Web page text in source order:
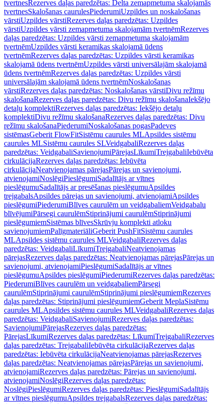
tvertnesRezerves daļas paredzētas: Delta zemapmetuma skalojamās
tvertnesSkalošanas caurulesPiederumiUzpildes un noskalošanas
vārstiUzpildes vārstiRezerves daļas paredzētas: Uzpildes
vārstiUzpildes vārsti zemapmetuma skalojamām tvertnēmRezerves
daļas paredzētas: Uzpildes vārsti zemapmetuma skalojamām
tvertnēmUzpildes vārsti keramikas skalojamā ūdens
tvertnēmRezerves daļas paredzētas: Uzpildes vārsti keramikas
skalojamā ūdens tvertnēmUzpildes vārsti universālajām skalojamā
ūdens tvertnēmRezerves daļas paredzētas: Uzpildes vārsti
universālajām skalojamā ūdens tvertnēmNoskalošanas
vārstiRezerves daļas paredzētas: Noskalošanas vārstiDivu režīmu
skalošanaRezerves daļas paredzētas: Divu režīmu skalošanaIekšējo
detaļu komplektiRezerves daļas paredzētas: Iekšējo detaļu
komplektiDivu režīmu skalošanaRezerves daļas paredzētas: Divu
režīmu skalošanaPiederumiNoskalošanas pogasPadeves
sistēmasGeberit FlowFitSistēmu caurules MLApsildes sistēmu
caurules MLSistēmu caurules SLVeidgabaliRezerves daļas
paredzētas: VeidgabaliSavienojumiPārejasLīkumiTrejgabaliIebūvēta
cirkulācijaRezerves daļas paredzētas: Iebūvēta
cirkulācijaNeatvienojamas pārejasPārejas un savienojumi,
atvienojamiNoslēgiPieslēgumiSadalītājs ar vītnes
pieslēgumuSadalītājs ar presēšanas pieslēgumuApsildes
trejgabalsApsildes pārejas un savienojumi, atvienojamiApsildes
pieslēgumiPiederumiBlīves caurulēm un veidgabaliemVeidgabalu
blīvējumiPārsegi caurulēmStiprinājumi caurulēmStiprinājumi
pieslēgumiemSistēmas blīvesSkrūvju komplekti atloku
savienojumiemPalīgmateriāliGeberit PushFitSistēmu caurules
MLApsildes sistēmu caurules MLVeidgabaliRezerves daļas
paredzētas: VeidgabaliLīkumiTrejgabaliNeatvienojamas
pārejasRezerves daļas paredzētas: Neatvienojamas pārejasPārejas un
savienojumi, atvienojamiPieslēgumiSadalītājs ar vītnes
pieslēgumuApsildes pieslēgumiPiederumiRezerves daļas paredzētas:
PiederumiBlīves caurulēm un veidgabaliemPārsegi
caurulēmStiprinājumi caurulēmStiprinājumi pieslēgumiemRezerves
daļas paredzētas: Stiprinājumi pieslēgumiemGeberit MeplaSistēmu
caurules MLApsildes sistēmu caurules MLVeidgabaliRezerves daļas
paredzētas: VeidgabaliSavienojumiRezerves daļas paredzētas:
SavienojumiPārejasRezerves daļas paredzētas:
PārejasLīkumiRezerves daļas paredzētas: LīkumiTrejgabaliRezerves
daļas paredzētas: TrejgabaliIebūvēta cirkulācijaRezerves daļas
paredzētas: Iebūvēta cirkulācijaNeatvienojamas pārejasRezerves
daļas paredzētas: Neatvienojamas pārejasPārejas un savienojumi,
atvienojamiRezerves daļas paredzētas: Pārejas un savienojumi,
atvienojamiNoslēgiRezerves daļas paredzētas:
NoslēgiPieslēgumiRezerves daļas paredzētas: PieslēgumiSadalītājs
ar vītnes pieslēgumuApsildes trejgabalsRezerves daļas paredzētas: